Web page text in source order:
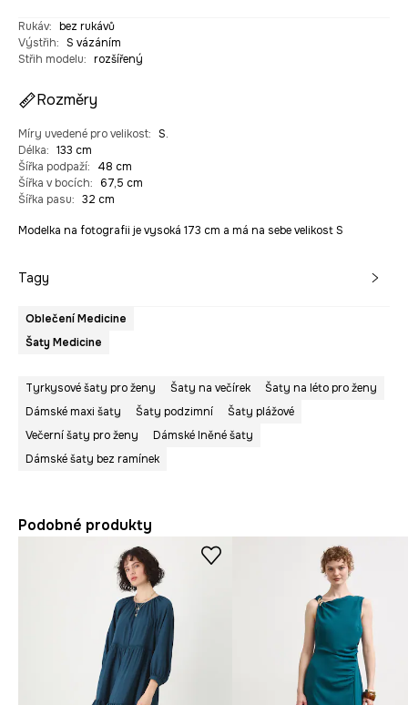
Rukáv: bez rukávů
Výstřih: S vázáním
Střih modelu: rozšířený
Rozměry
Míry uvedené pro velikost: S.
Délka: 133 cm
Šířka podpaží:
48 cm
Šířka v bocích:
67,5 cm
Šířka pasu: 32 cm
Modelka na fotografii je vysoká 173 cm a má na sebe velikost S
Tagy
Oblečení Medicine
Šaty Medicine
Tyrkysové šaty pro ženy Šaty na večírek
Šaty na léto pro ženy
Dámské maxi šaty
Šaty podzimní
Šaty plážové
Večerní šaty pro ženy
Dámské lněné šaty
Dámské šaty bez ramínek
Podobné produkty